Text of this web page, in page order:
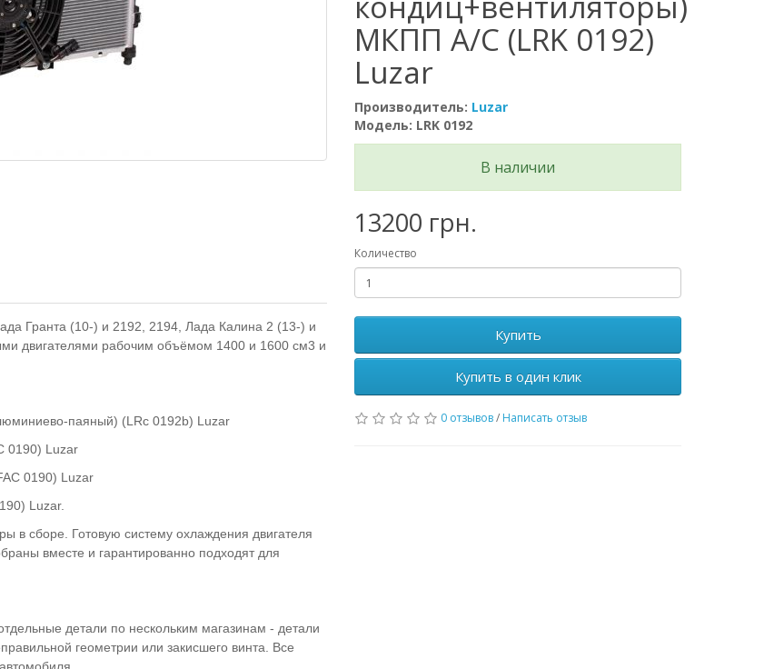
Гранта (10-) и 2192, 2194, Лада Калина 2 (13-) и
двигателями рабочим объёмом 1400 и 1600 см3 и
паяный) (LRc 0192b) Luzar
0190) Luzar
0190) Luzar
Luzar.
в сборе. Готовую систему охлаждения двигателя
вместе и гарантированно подходят для
детали по нескольким магазинам - детали
геометрии или закисшего винта. Все
МКПП А/С (LRK 0192)
Luzar
Производитель: Luzar
Модель: LRK 0192
В наличии
13200 грн.
Количество
Купить
Купить в один клик
0 отзывов/ Написать отзыв